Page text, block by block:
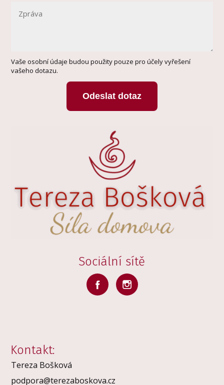
Vaše osobní údaje budou použity pouze pro účely vyřešení
vašeho dotazu.
Odeslat dotaz
Sociální sítě
Kontakt:
Tereza Bošková
podpora@terezaboskova.cz